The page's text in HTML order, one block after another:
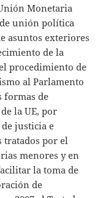
Monetaria
unión política
asuntos exteriores
de la
procedimiento de
al Parlamento
formas de
la UE, por
justicia e
tratados por el
menores y en
la toma de
de